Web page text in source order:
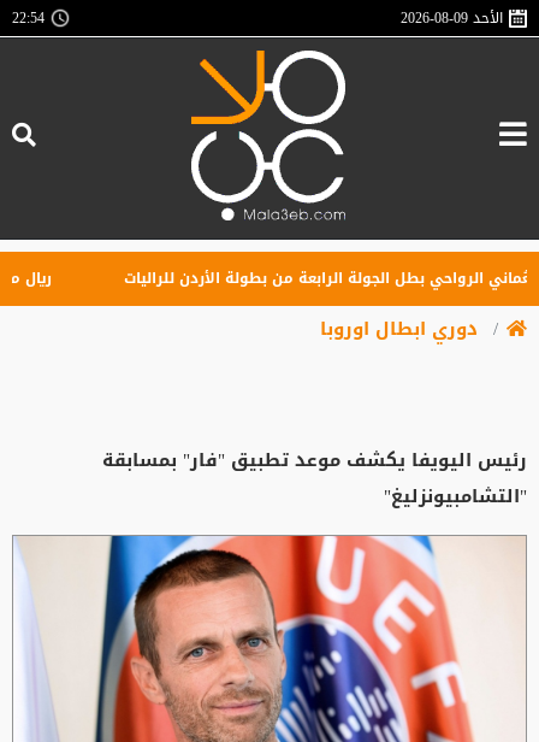
الأحد2026-08-09
22:54
الرواحي بطل الجولة الرابعة من بطولة الأردن للراليات ريال
دوري ابطال اوروبا
رئيس اليويفا يكشف موعد تطبيق "فار" بمسابقة
"التشامبيونزليغ"